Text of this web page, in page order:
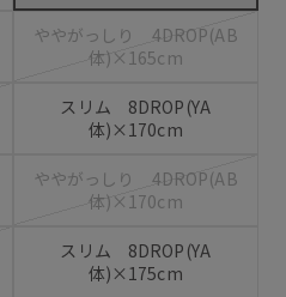
ややがっしり 4DROP(AB
体)×165cm
スリム 8DROP(YA
体)×170cm
ややがっしり 4DROP(AB
体)×170cm
スリム 8DROP(YA
体)×175cm